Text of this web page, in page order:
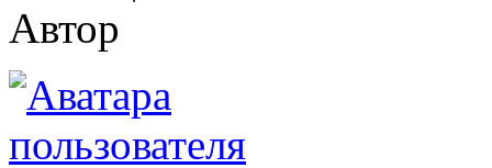
Автор